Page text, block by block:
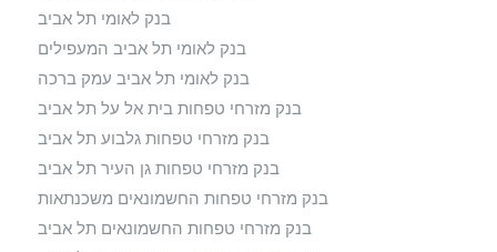
בנק לאומי תל אביב
בנק לאומי תל אביב המעפילים
בנק לאומי תל אביב עמק ברכה
בנק מזרחי טפחות בית אל על תל אביב
בנק מזרחי טפחות גלבוע תל אביב
בנק מזרחי טפחות גן העיר תל אביב
בנק מזרחי טפחות החשמונאים משכנתאות
בנק מזרחי טפחות החשמונאים תל אביב